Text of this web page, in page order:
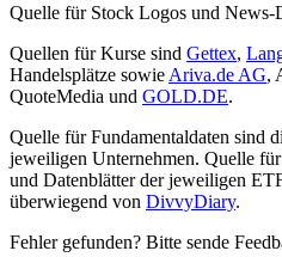
Quelle für Stock Logos und News-
Quellen für Kurse sind Gettex,
Handelsplätze sowie Ariva.de AG,
QuoteMedia und GOLD.DE.
Quelle für Fundamentaldaten sind
jeweiligen Unternehmen. Quelle
und Datenblätter der jeweiligen
überwiegend von DivvyDiary.
Fehler gefunden? Bitte sende